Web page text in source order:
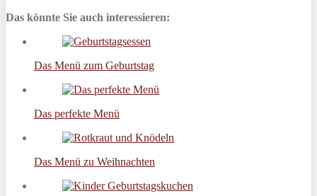
Das könnte Sie auch interessieren:
Das Menü zum Geburtstag
Das perfekte Menü
Das Menü zu Weihnachten